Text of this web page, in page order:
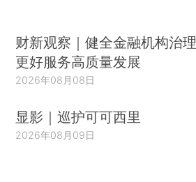
财新观察｜健全金融机构治理
更好服务高质量发展
2026年08月08日
显影｜巡护可可西里
2026年08月09日